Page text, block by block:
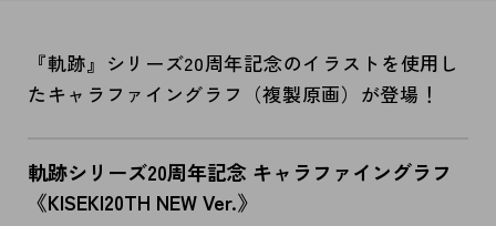
『軌跡』シリーズ20周年記念のイラストを使用し
たキャラファイングラフ（複製原画）が登場！
軌跡シリーズ20周年記念 キャラファイングラフ
《KISEKI20TH NEW Ver.》